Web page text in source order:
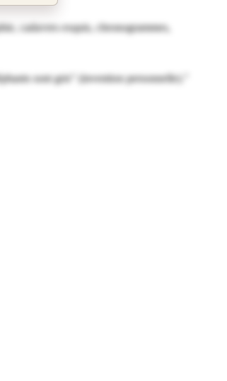
cadavres exquis, chronogrammes,
sont gris" (invention personnelle)."